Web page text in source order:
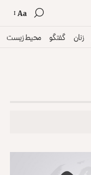
Aa
زنان گفتگو محیط زیست